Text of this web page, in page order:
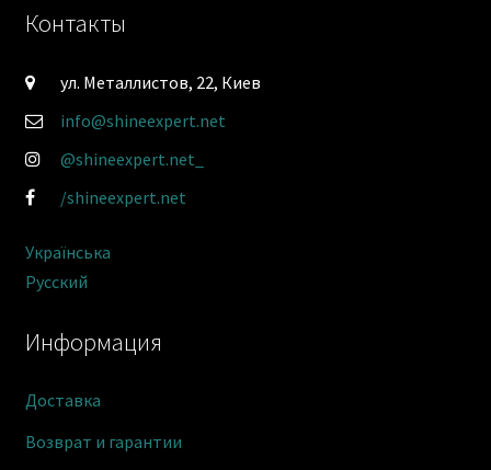
Информация
Доставка
Возврат и гарантии
Контакты
ул. Металлистов, 22, Киев
info@shineexpert.net
@shineexpert.net_
/shineexpert.net
Українська
Русский